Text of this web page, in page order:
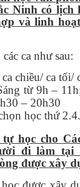
Ninh có lịch
và linh
ca như sau:
chiều/ ca tối/
từ 9h –
– 20h30
học thứ
học cho
đi làm tại
được xây